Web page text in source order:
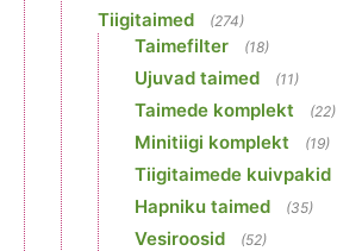
Tiigitaimed (274)
Taimefilter (18)
Ujuvad taimed (11)
Taimede komplekt (22)
Minitiigi komplekt (19)
Tiigitaimede kuivpakid
Hapniku taimed (35)
Vesiroosid (52)